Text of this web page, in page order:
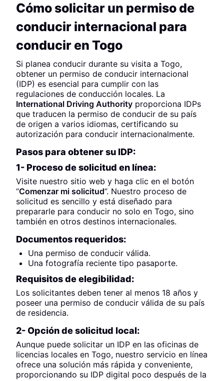
Cómo solicitar un permiso de
conducir internacional para
conducir en Togo
Si planea conducir durante su visita a Togo,
obtener un permiso de conducir internacional
(IDP) es esencial para cumplir con las
regulaciones de conducción locales. La
International Driving Authority proporciona IDPs
que traducen la permiso de conducir de su país
de origen a varios idiomas, certificando su
autorización para conducir internacionalmente.
Pasos para obtener su IDP:
1- Proceso de solicitud en línea:
Visite nuestro sitio web y haga clic en el botón
“Comenzar mi solicitud”. Nuestro proceso de
solicitud es sencillo y está diseñado para
prepararle para conducir no solo en Togo, sino
también en otros destinos internacionales.
Documentos requeridos:
Una permiso de conducir válida.
Una fotografía reciente tipo pasaporte.
Requisitos de elegibilidad:
Los solicitantes deben tener al menos 18 años y
poseer una permiso de conducir válida de su país
de residencia.
2- Opción de solicitud local:
Aunque puede solicitar un IDP en las oficinas de
licencias locales en Togo, nuestro servicio en línea
ofrece una solución más rápida y conveniente,
proporcionando su IDP digital poco después de la